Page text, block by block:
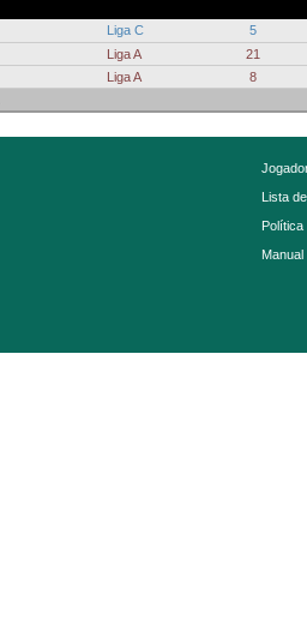
Liga C
5
Liga A
21
Liga A
8
Lista
Política